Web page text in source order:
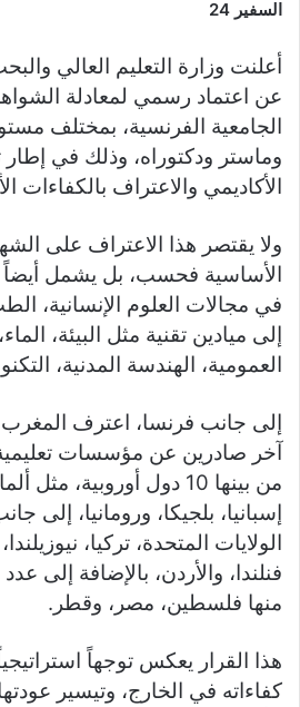
السفير 24
أعلنت وزارة التعليم العالي
عن اعتماد رسمي لمعادلة
الجامعية الفرنسية، بمختلف
وماستر ودكتوراه، وذلك في إطار
الأكاديمي والاعتراف بالكفاءات
ولا يقتصر هذا الاعتراف على
الأساسية فحسب، بل يشمل
في مجالات العلوم الإنسانية،
إلى ميادين تقنية مثل البيئة،
العمومية، الهندسة المدنية،
من بينها 10 دول أوروبية،
إسبانيا، بلجيكا، ورومانيا، إلى
الولايات المتحدة، تركيا،
فنلندا، والأردن، بالإضافة إلى
منها فلسطين، مصر، وقطر.
هذا القرار يعكس توجهاً
كفاءاته في الخارج، وتيسير